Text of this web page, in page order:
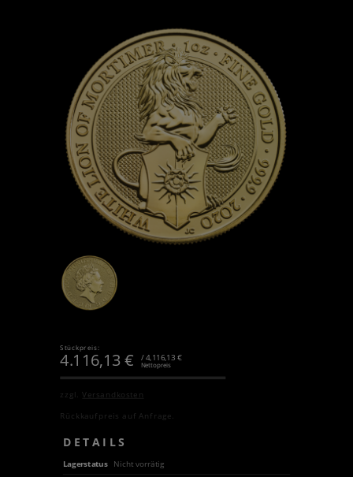
Stückpreis:
4.116,13€ / 4,116,13 €
Nettopreis
zzgl.Versandkosten
Rückkaufpreis auf Anfrage.
DETAILS
Lagerstatus
Nicht vorrätig